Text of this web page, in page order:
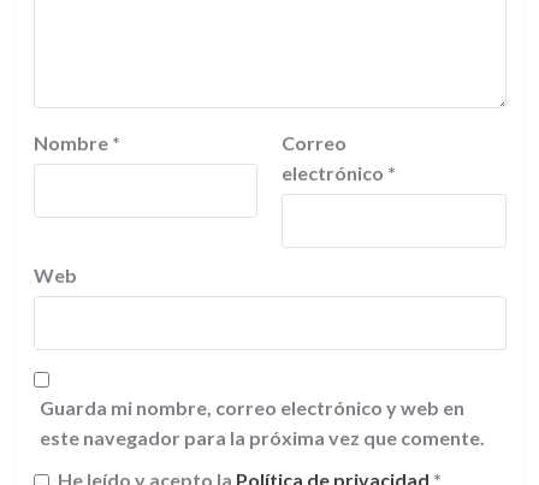
Nombre *
Correo
electrónico *
Web
Guarda mi nombre, correo electrónico y web en
este navegador para la próxima vez que comente.
He leído y acepto la Política de privacidad *